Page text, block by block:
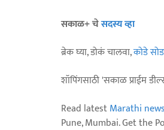
सकाळ+ चेसदस्य व्हा
ब्रेक घ्या, डोकं चालवा,कोडे
शॉपिंगसाठी 'सकाळ प्राईम
Read latestMarathi news
Pune, Mumbai. Get the